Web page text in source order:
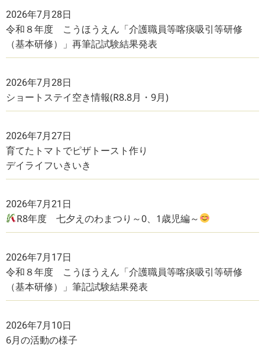
2026年7月28日
令和８年度 こうほうえん「介護職員等喀痰吸引等研修
（基本研修）」再筆記試験結果発表
2026年7月28日
ショートステイ空き情報(R8.8月・9月)
2026年7月27日
育てたトマトでピザトースト作り
デイライフいきいき
2026年7月21日
R8年度 七夕えのわまつり～0、1歳児編～
2026年7月17日
令和８年度 こうほうえん「介護職員等喀痰吸引等研修
（基本研修）」筆記試験結果発表
2026年7月10日
6月の活動の様子